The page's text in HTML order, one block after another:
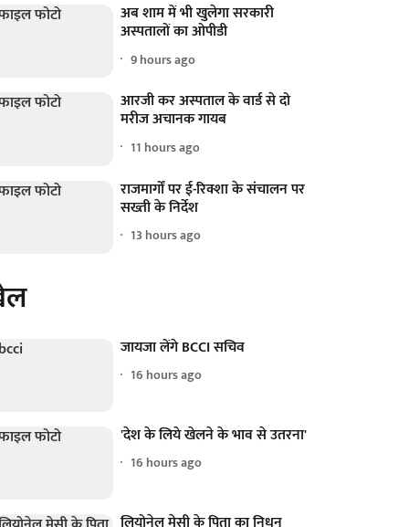
अब शाम में भी खुलेगा सरकारी
अस्पतालों का ओपीडी
9 hours ago
आरजी कर अस्पताल के वार्ड से दो
मरीज अचानक गायब
11 hours ago
राजमार्गों पर ई-रिक्शा के संचालन पर
सख्ती के निर्देश
13 hours ago
जायजा लेंगे BCCI सचिव
16 hours ago
'देश के लिये खेलने के भाव से उतरना'
16 hours ago